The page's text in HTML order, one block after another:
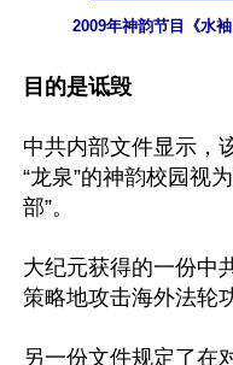
2009年神韵节目《水
目的是诋毁
中共内部文件显示，
“龙泉”的神韵校园视
部”。
大纪元获得的一份中
策略地攻击海外法轮
另一份文件规定了在